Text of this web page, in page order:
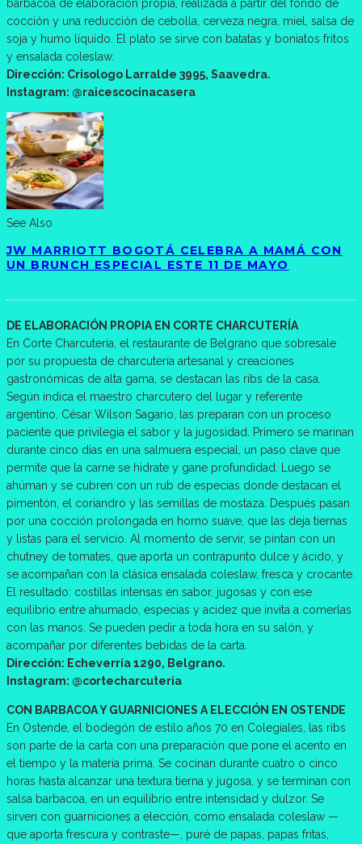
barbacoa de elaboración propia, realizada a partir del fondo de
cocción y una reducción de cebolla, cerveza negra, miel, salsa de
soja y humo líquido. El plato se sirve con batatas y boniatos fritos
y ensalada coleslaw.
Dirección: Crisologo Larralde 3995, Saavedra.
Instagram: @raicescocinacasera
See Also
JW MARRIOTT BOGOTÁ CELEBRA A MAMÁ CON
UN BRUNCH ESPECIAL ESTE 11 DE MAYO
DE ELABORACIÓN PROPIA EN CORTE CHARCUTERÍA
En Corte Charcutería, el restaurante de Belgrano que sobresale
por su propuesta de charcutería artesanal y creaciones
gastronómicas de alta gama, se destacan las ribs de la casa.
Según indica el maestro charcutero del lugar y referente
argentino, César Wilson Sagario, las preparan con un proceso
paciente que privilegia el sabor y la jugosidad. Primero se marinan
durante cinco días en una salmuera especial, un paso clave que
permite que la carne se hidrate y gane profundidad. Luego se
ahúman y se cubren con un rub de especias donde destacan el
pimentón, el coriandro y las semillas de mostaza. Después pasan
por una cocción prolongada en horno suave, que las deja tiernas
y listas para el servicio. Al momento de servir, se pintan con un
chutney de tomates, que aporta un contrapunto dulce y ácido, y
se acompañan con la clásica ensalada coleslaw, fresca y crocante.
El resultado: costillas intensas en sabor, jugosas y con ese
equilibrio entre ahumado, especias y acidez que invita a comerlas
con las manos. Se pueden pedir a toda hora en su salón, y
acompañar por diferentes bebidas de la carta.
Dirección: Echeverría 1290, Belgrano.
Instagram: @cortecharcuteria
CON BARBACOA Y GUARNICIONES A ELECCIÓN EN OSTENDE
En Ostende, el bodegón de estilo años 70 en Colegiales, las ribs
son parte de la carta con una preparación que pone el acento en
el tiempo y la materia prima. Se cocinan durante cuatro o cinco
horas hasta alcanzar una textura tierna y jugosa, y se terminan con
salsa barbacoa, en un equilibrio entre intensidad y dulzor. Se
sirven con guarniciones a elección, como ensalada coleslaw —
que aporta frescura y contraste—, puré de papas, papas fritas,